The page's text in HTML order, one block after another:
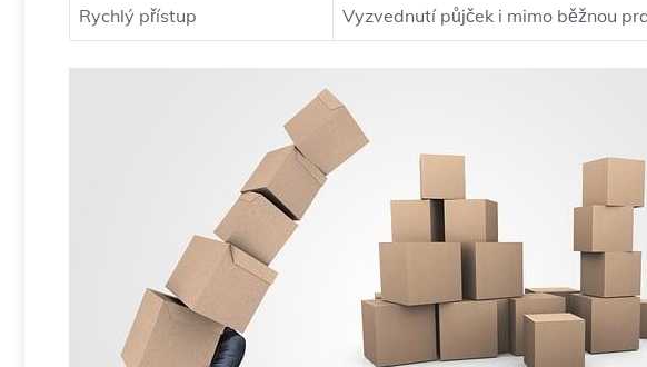
Rychlý přístup Vyzvednutí půjček i mimo běžnou